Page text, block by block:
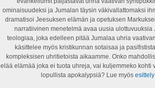
ominaisuudeksi ja Jumalan täysin väkivallattomaksi
dramatisoi Jeesuksen elämän ja opetuksen
narratiivinen menetelmä avaa uusia ulottuvuuksia
teologiaa, joka edelleen pitää Jumalaa uhria
käsittelee myös kristikunnan sotaisaa ja
kompleksisen uhritietoista aikaamme. Onko
elää elämää joka ei tuota uhreja, vai kuljemmeko kohti
lopullista apokalypsiä? Lue myös esittely